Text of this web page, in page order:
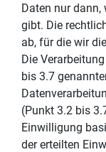
Daten nur dann,
gibt. Die
ab, für die wir
Die
bis 3.7
(Punkt 3.2 bis
Einwilligung
der erteilten